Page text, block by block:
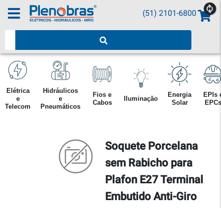
(51) 2101-6800
Elétrica
e
Telecom
Hidráulicos
e
Pneumáticos
Fios e
Cabos
Iluminação
Energia
Solar
EPIs
EPCs
Soquete Porcelana
sem Rabicho para
Plafon E27 Terminal
Embutido Anti-Giro